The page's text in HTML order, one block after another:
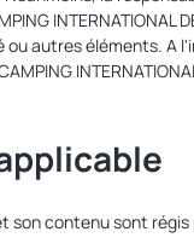
ou autres éléments. A
son contenu sont régis